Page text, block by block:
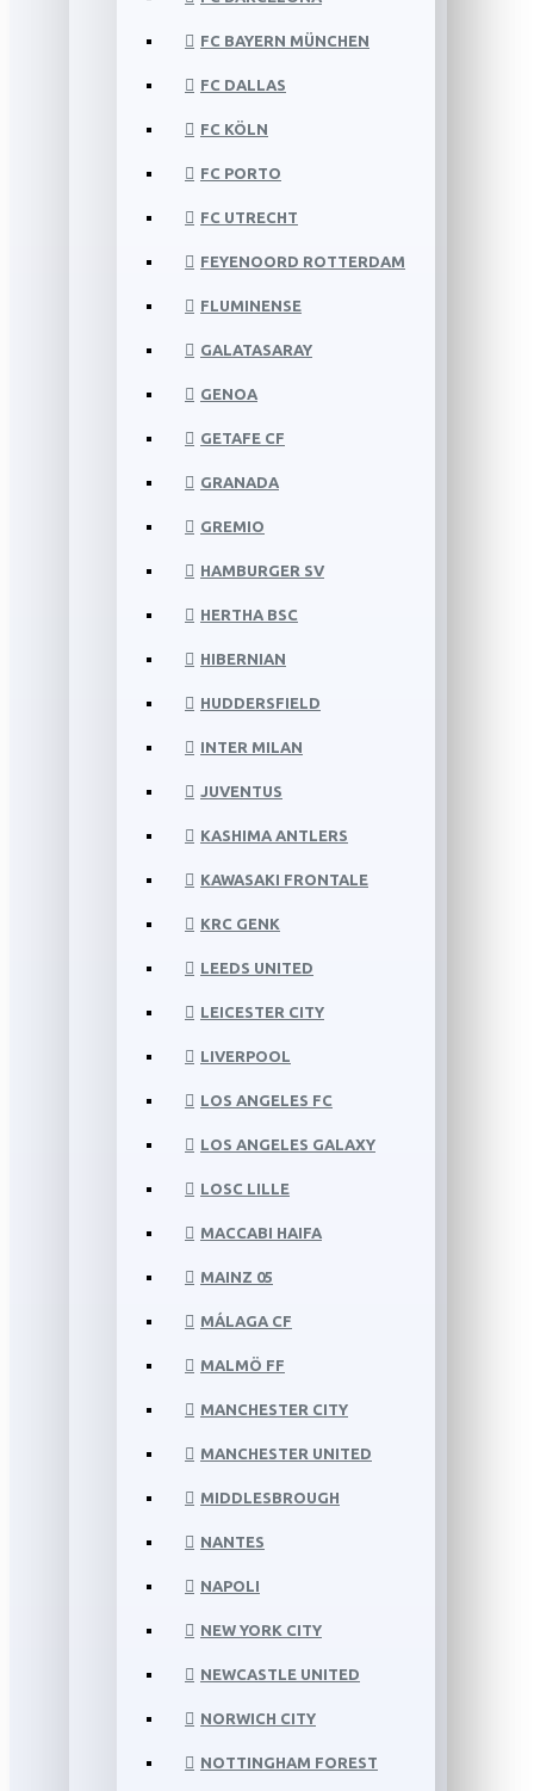
FC BAYERN MÜNCHEN
FC DALLAS
FC KÖLN
FC PORTO
FC UTRECHT
FEYENOORD ROTTERDAM
FLUMINENSE
GALATASARAY
GENOA
GETAFE CF
GRANADA
GREMIO
HAMBURGER SV
HERTHA BSC
HIBERNIAN
HUDDERSFIELD
INTER MILAN
JUVENTUS
KASHIMA ANTLERS
KAWASAKI FRONTALE
KRC GENK
LEEDS UNITED
LEICESTER CITY
LIVERPOOL
LOS ANGELES FC
LOS ANGELES GALAXY
LOSC LILLE
MACCABI HAIFA
MAINZ 05
MÁLAGA CF
MALMÖ FF
MANCHESTER CITY
MANCHESTER UNITED
MIDDLESBROUGH
NANTES
NAPOLI
NEW YORK CITY
NEWCASTLE UNITED
NORWICH CITY
NOTTINGHAM FOREST